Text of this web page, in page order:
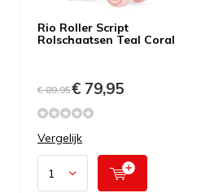
Rio Roller Script
Rolschaatsen Teal Coral
€ 89,95€ 79,95
Vergelijk